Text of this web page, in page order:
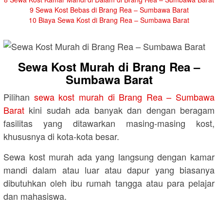
9 Sewa Kost Bebas di Brang Rea – Sumbawa Barat
10 Biaya Sewa Kost di Brang Rea – Sumbawa Barat
Sewa Kost Murah di Brang Rea –
Sumbawa Barat
Pilihan sewa kost murah di Brang Rea – Sumbawa
Barat kini sudah ada banyak dan dengan beragam
fasilitas yang ditawarkan masing-masing kost,
khususnya di kota-kota besar.
Sewa kost murah ada yang langsung dengan kamar
mandi dalam atau luar atau dapur yang biasanya
dibutuhkan oleh ibu rumah tangga atau para pelajar
dan mahasiswa.